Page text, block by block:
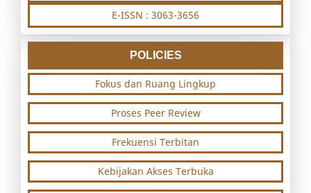
E-ISSN : 3063-3656
POLICIES
Fokus dan Ruang Lingkup
Proses Peer Review
Frekuensi Terbitan
Kebijakan Akses Terbuka